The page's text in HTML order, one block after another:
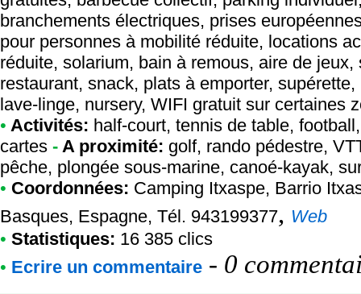
branchements électriques, prises
pour personnes à mobilité réduite, locations
réduite, solarium, bain à remous, aire de jeux,
restaurant, snack, plats à emporter,
lave-linge, nursery, WIFI gratuit sur certaines
• Activités: half-court, tennis de table,
cartes - A proximité: golf, rando pédestre,
pêche, plongée sous-marine, canoé-kayak,
• Coordonnées: Camping Itxaspe, Barrio
Basques, Espagne, Tél. 943199377, Web
• Statistiques: 16 385 clics
• Ecrire un commentaire - 0